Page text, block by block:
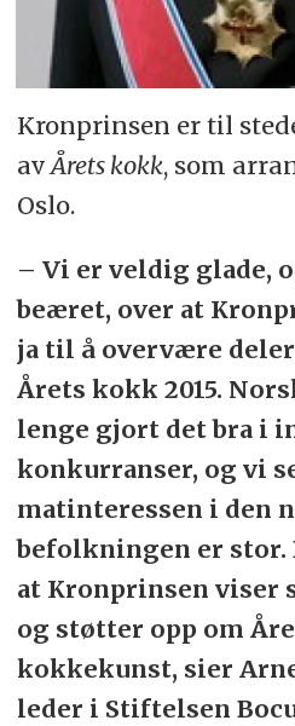
Kronprinsen er til
avÅrets kokk, som
Oslo.
– Vi er veldig glade,
beæret, over at
ja til å overvære
Årets kokk 2015.
lenge gjort det bra i
konkurranser, og vi
matinteressen i den
befolkningen er
at Kronprinsen viser
og støtter opp om
kokkekunst, sier
leder i Stiftelsen